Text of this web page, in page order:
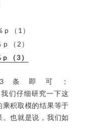
p （1）
（2）
（3）
条即可：
们仔细研究一下这
积取模的结果等于
也就是说，我们如